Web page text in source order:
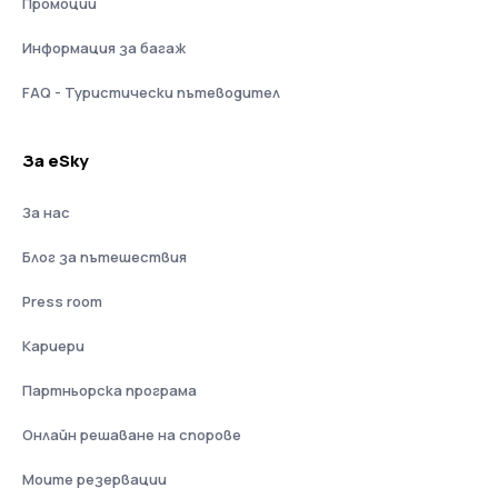
Информация за багаж
FAQ - Туристически пътеводител
За eSky
За нас
Блог за пътешествия
Press room
Кариери
Партньорска програма
Онлайн решаване на спорове
Моите резервации